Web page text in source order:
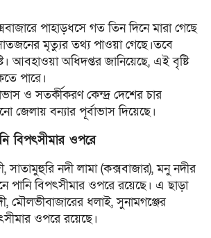
পাহাড়ধসে গত তিন দিনে মারা গেছে
মৃত্যুর তথ্য পাওয়া গেছে।তবে
আবহাওয়া অধিদপ্তর জানিয়েছে, এই বৃষ্টি
পারে।
ও সতর্কীকরণ কেন্দ্র দেশের চার
জেলায় বন্যার পূর্বাভাস দিয়েছে।
বিপৎসীমার ওপরে
সাতামুহুরি নদী লামা (কক্সবাজার), মনু নদীর
পানি বিপৎসীমার ওপরে রয়েছে। এ ছাড়া
মৌলভীবাজারের ধলাই, সুনামগঞ্জের
ওপরে রয়েছে।